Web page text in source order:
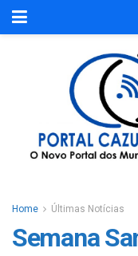
Home Últimas Notícias
Semana